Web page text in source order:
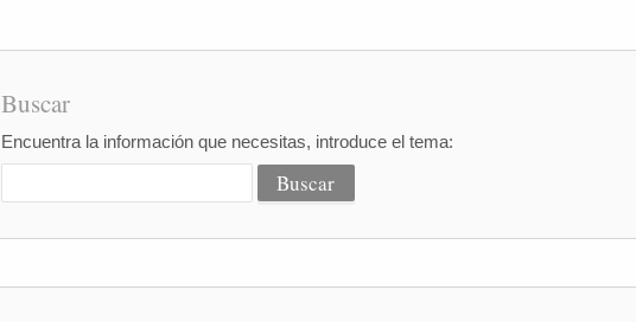
Buscar
Encuentra la información que necesitas, introduce el tema: